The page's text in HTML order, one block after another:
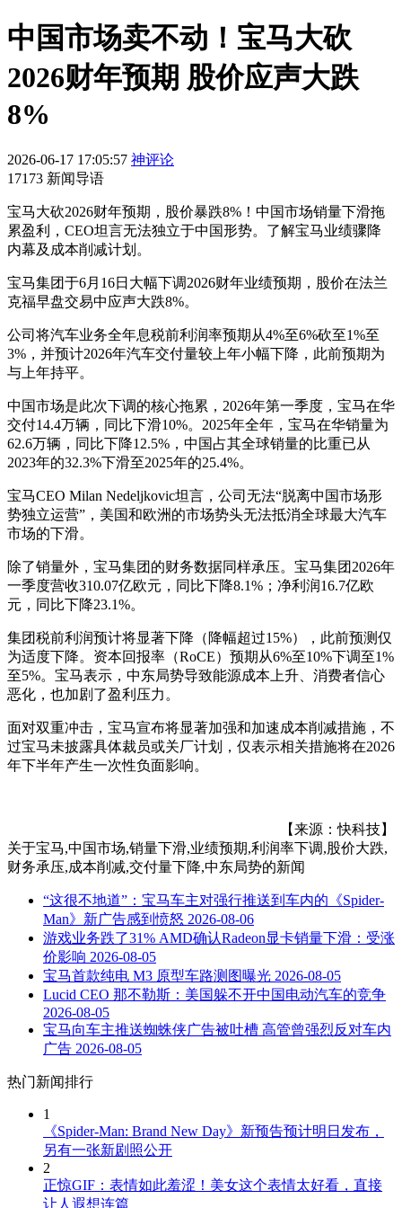
中国市场卖不动！宝马大砍
2026财年预期 股价应声大跌
8%
2026-06-17 17:05:57 神评论
17173 新闻导语
宝马大砍2026财年预期，股价暴跌8%！中国市场销量下滑拖
累盈利，CEO坦言无法独立于中国形势。了解宝马业绩骤降
内幕及成本削减计划。
宝马集团于6月16日大幅下调2026财年业绩预期，股价在法兰
克福早盘交易中应声大跌8%。
公司将汽车业务全年息税前利润率预期从4%至6%砍至1%至
3%，并预计2026年汽车交付量较上年小幅下降，此前预期为
与上年持平。
中国市场是此次下调的核心拖累，2026年第一季度，宝马在华
交付14.4万辆，同比下滑10%。2025年全年，宝马在华销量为
62.6万辆，同比下降12.5%，中国占其全球销量的比重已从
2023年的32.3%下滑至2025年的25.4%。
宝马CEO Milan Nedeljkovic坦言，公司无法“脱离中国市场形
势独立运营”，美国和欧洲的市场势头无法抵消全球最大汽车
市场的下滑。
除了销量外，宝马集团的财务数据同样承压。宝马集团2026年
一季度营收310.07亿欧元，同比下降8.1%；净利润16.7亿欧
元，同比下降23.1%。
集团税前利润预计将显著下降（降幅超过15%），此前预测仅
为适度下降。资本回报率（RoCE）预期从6%至10%下调至1%
至5%。宝马表示，中东局势导致能源成本上升、消费者信心
恶化，也加剧了盈利压力。
面对双重冲击，宝马宣布将显著加强和加速成本削减措施，不
过宝马未披露具体裁员或关厂计划，仅表示相关措施将在2026
年下半年产生一次性负面影响。
【来源：快科技】
关于宝马,中国市场,销量下滑,业绩预期,利润率下调,股价大跌,
财务承压,成本削减,交付量下降,中东局势的新闻
“这很不地道”：宝马车主对强行推送到车内的《Spider-
Man》新广告感到愤怒 2026-08-06
游戏业务跌了31% AMD确认Radeon显卡销量下滑：受涨
价影响 2026-08-05
宝马首款纯电 M3 原型车路测图曝光 2026-08-05
Lucid CEO 那不勒斯：美国躲不开中国电动汽车的竞争
2026-08-05
宝马向车主推送蜘蛛侠广告被吐槽 高管曾强烈反对车内
广告 2026-08-05
热门新闻排行
1
《Spider-Man: Brand New Day》新预告预计明日发布，
另有一张新剧照公开
2
正惊GIF：表情如此羞涩！美女这个表情太好看，直接
让人遐想连篇